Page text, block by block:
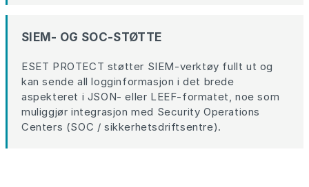
SIEM- OG SOC-STØTTE
ESET PROTECT støtter SIEM-verktøy fullt ut og
kan sende all logginformasjon i det brede
aspekteret i JSON- eller LEEF-formatet, noe som
muliggjør integrasjon med Security Operations
Centers (SOC / sikkerhetsdriftsentre).